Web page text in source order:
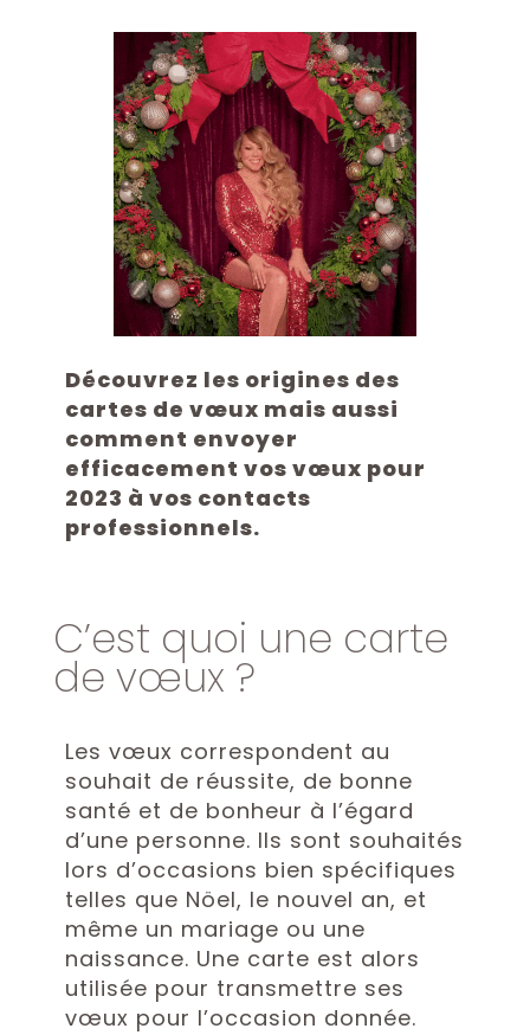
Découvrez les origines des
cartes de vœux mais aussi
comment envoyer
efficacement vos vœux pour
2023 à vos contacts
professionnels.
C’est quoi une carte
de vœux ?
Les vœux correspondent au
souhait de réussite, de bonne
santé et de bonheur à l’égard
d’une personne. Ils sont souhaités
lors d’occasions bien spécifiques
telles que Nöel, le nouvel an, et
même un mariage ou une
naissance. Une carte est alors
utilisée pour transmettre ses
vœux pour l’occasion donnée.